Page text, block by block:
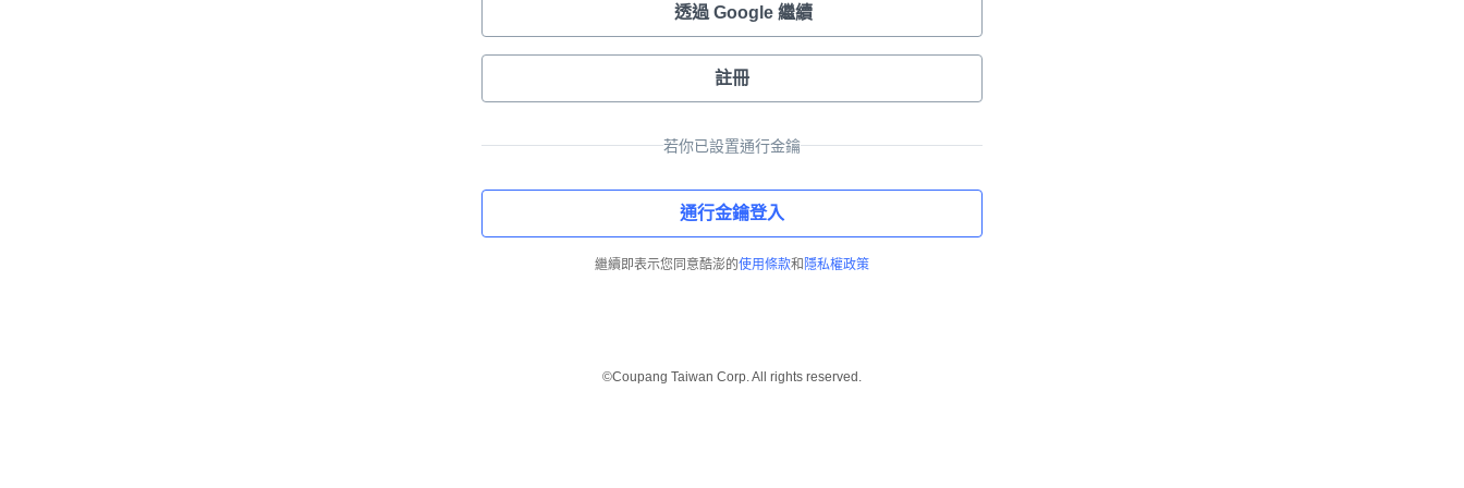
透過 Google 繼續
註冊
若你已設置通行金鑰
通行金鑰登入
繼續即表示您同意酷澎的使用條款和 隱私權政策
©Coupang Taiwan Corp. All rights reserved.